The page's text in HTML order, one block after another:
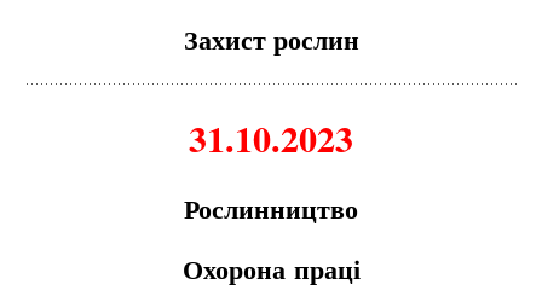
Захист рослин
31.10.2023
Рослинництво
Охоронапраці